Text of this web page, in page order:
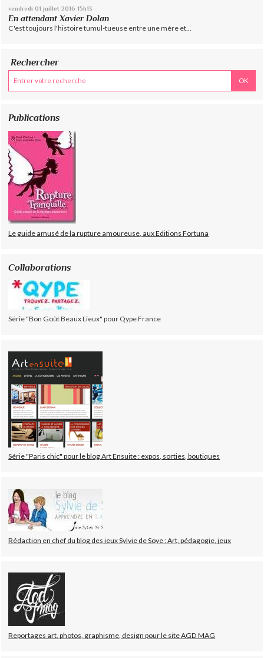
vendredi 01 juillet 2016 15h13
En attendant Xavier Dolan
C'est toujours l'histoire tumul-tueuse entre une mère et...
Rechercher
Publications
Le guide amusé de la rupture amoureuse, aux Editions Fortuna
Collaborations
Série "Bon Goût Beaux Lieux" pour Qype France
Série "Paris chic" pour le blog Art Ensuite : expos, sorties, boutiques
Rédaction en chef du blog des jeux Sylvie de Soye : Art, pédagogie, jeux
Reportages art, photos, graphisme, design pour le site AGD MAG